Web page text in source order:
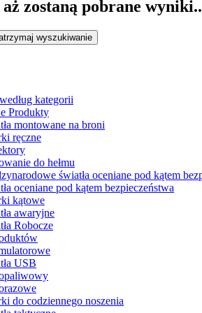
aż zostaną pobrane
wyszukiwanie
kategorii
Produkty
montowane na broni
ręczne
do hełmu
światła oceniane pod kątem
oceniane pod kątem bezpieczeństwa
kątowe
awaryjne
Robocze
USB
do codziennego noszenia